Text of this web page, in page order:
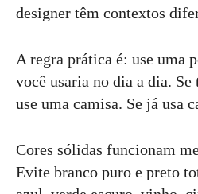
designer têm contextos
A regra prática é: use uma
você usaria no dia a dia. Se
use uma camisa. Se já usa
Cores sólidas funcionam
Evite branco puro e preto